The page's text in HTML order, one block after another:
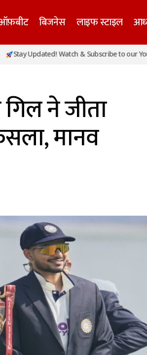
बिजनेस लाइफ स्टाइल
जीता टॉस, पहले बल्लेबाजी का फैसला,
Watch & Subscribe to our YouTube
ने जीता
मानव